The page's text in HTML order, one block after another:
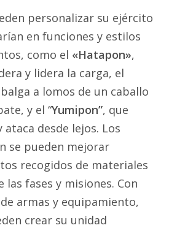
personalizar su ejército
en funciones y estilos
como el «Hatapon»,
y lidera la carga, el
a lomos de un caballo
y el “Yumipon”, que
desde lejos. Los
se pueden mejorar
recogidos de materiales
las fases y misiones. Con
armas y equipamiento,
crear su unidad